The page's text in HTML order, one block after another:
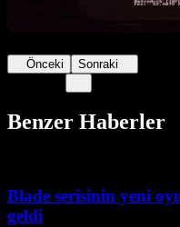
Önceki Sonraki
Benzer Haberler
Blade serisinin yeni
geldi